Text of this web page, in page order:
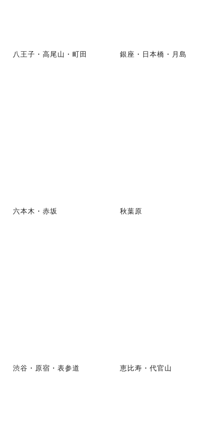
八王子・高尾山・町田 銀座・日本橋・月島
六本木・赤坂 秋葉原
渋谷・原宿・表参道 恵比寿・代官山